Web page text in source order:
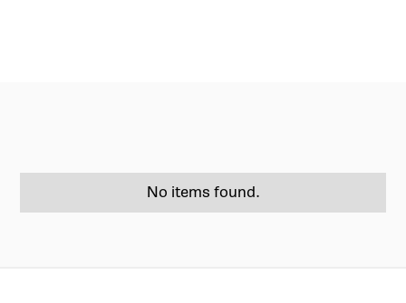
No items found.